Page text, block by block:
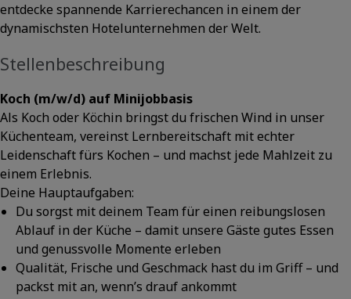
entdecke spannende Karrierechancen in einem der
dynamischsten Hotelunternehmen der Welt.
Stellenbeschreibung
Koch (m/w/d) auf Minijobbasis
Als Koch oder Köchin bringst du frischen Wind in unser
Küchenteam, vereinst Lernbereitschaft mit echter
Leidenschaft fürs Kochen – und machst jede Mahlzeit zu
einem Erlebnis.
Deine Hauptaufgaben:
Du sorgst mit deinem Team für einen reibungslosen
Ablauf in der Küche – damit unsere Gäste gutes Essen
und genussvolle Momente erleben
Qualität, Frische und Geschmack hast du im Griff – und
packst mit an, wenn’s drauf ankommt